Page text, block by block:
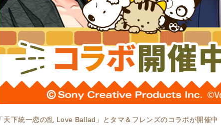
「天下統一恋の乱 Love Ballad」とタマ＆フレンズのコラボが開催中